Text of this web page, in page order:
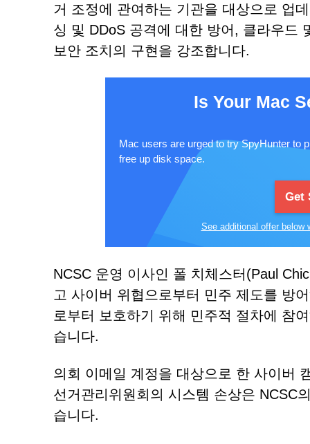
거 조정에 관여하는 기관을 대상으로 업
싱 및 DDoS 공격에 대한 방어, 클라우드
보안 조치의 구현을 강조합니다.
Is Your Mac
Mac users are urged to try SpyHunter to
free up disk space.
Get
See additional offer below
NCSC 운영 이사인 폴 치체스터(Paul
고 사이버 위협으로부터 민주 제도를 방
로부터 보호하기 위해 민주적 절차에 참
습니다.
의회 이메일 계정을 대상으로 한 사이버
선거관리위원회의 시스템 손상은 NCSC
습니다.